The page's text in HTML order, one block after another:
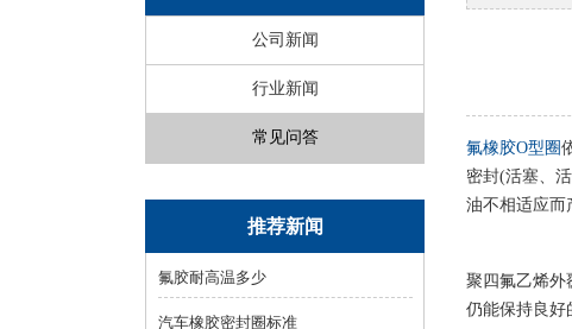
公司新闻
行业新闻
常见问答
推荐新闻
氟胶耐高温多少
汽车橡胶密封圈标准
氟橡胶O型圈
密封(活塞、
油不相适应而
聚四氟乙烯外
仍能保持良好